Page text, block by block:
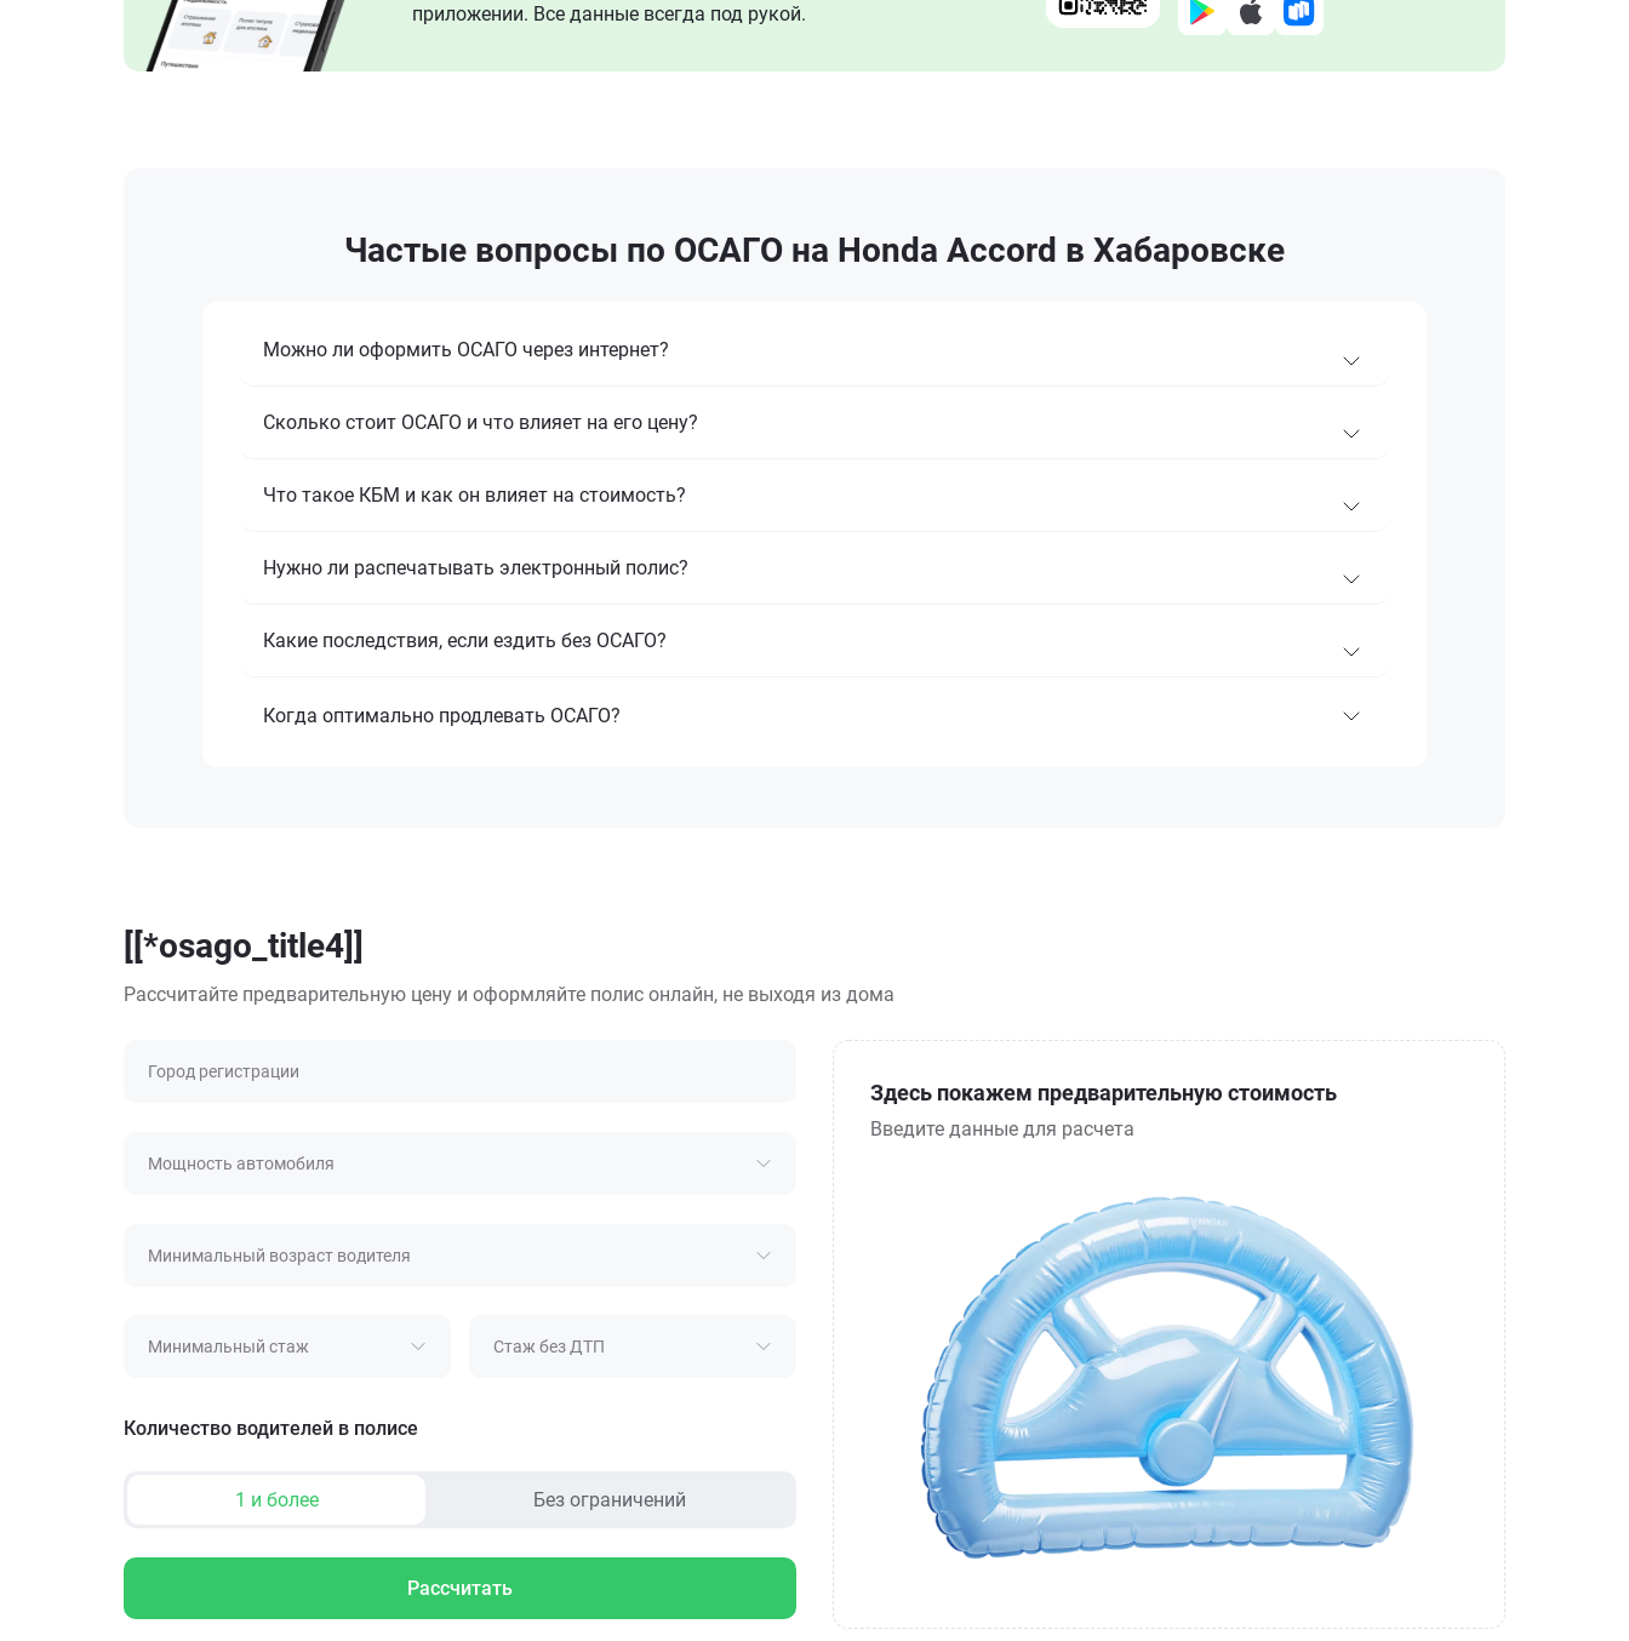
приложении. Все данные всегда под рукой.
Частые вопросы по ОСАГО на Honda Accord в Хабаровске
Можно ли оформить ОСАГО через интернет?
Сколько стоит ОСАГО и что влияет на его цену?
Что такое КБМ и как он влияет на стоимость?
Нужно ли распечатывать электронный полис?
Какие последствия, если ездить без ОСАГО?
Когда оптимально продлевать ОСАГО?
[[*osago_title4]]
Рассчитайте предварительную цену и оформляйте полис онлайн, не выходя из дома
Город регистрации
Мощность автомобиля
Минимальный возраст водителя
Минимальный стаж Стаж без ДТП
Количество водителей в полисе
1 и более Без ограничений
Рассчитать
Здесь покажем предварительную стоимость
Введите данные для расчета